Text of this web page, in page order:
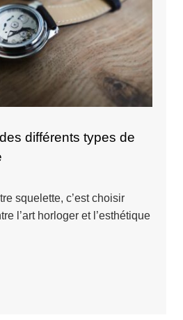
différents types de
squelette, c’est choisir
l’art horloger et l’esthétique